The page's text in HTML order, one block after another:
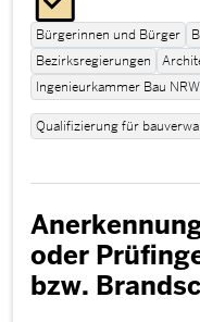
Bürgerinnen und Bürger
Bezirksregierungen
Ingenieurkammer Bau NRW
Qualifizierung für
oder
bzw.